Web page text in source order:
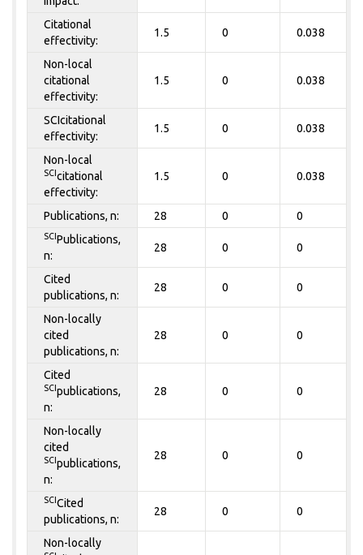
Citational
effectivity:
1.5 0 0.038
Non-local
citational
effectivity:
1.5 0 0.038
SCIcitational
effectivity:
1.5 0 0.038
Non-local
SCIcitational
effectivity:
1.5 0 0.038
Publications, n: 28 0 0
SCIPublications,
n:
28 0 0
Cited
publications, n:
28 0 0
Non-locally
cited
publications, n:
28 0 0
Cited
SCIpublications,
n:
28 0 0
Non-locally
cited
SCIpublications,
n:
28 0 0
SCICited
publications, n:
28 0 0
Non-locally